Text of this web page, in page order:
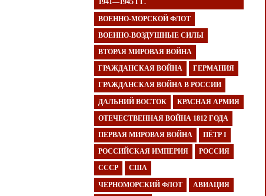
1941—1945 ГГ.
ВОЕННО-МОРСКОЙ ФЛОТ
ВОЕННО-ВОЗДУШНЫЕ СИЛЫ
ВТОРАЯ МИРОВАЯ ВОЙНА
ГРАЖДАНСКАЯ ВОЙНА ГЕРМАНИЯ
ГРАЖДАНСКАЯ ВОЙНА В РОССИИ
ДАЛЬНИЙ ВОСТОК КРАСНАЯ АРМИЯ
ОТЕЧЕСТВЕННАЯ ВОЙНА 1812 ГОДА
ПЕРВАЯ МИРОВАЯ ВОЙНА ПЁТР I
РОССИЙСКАЯ ИМПЕРИЯ РОССИЯ
СССР США
ЧЕРНОМОРСКИЙ ФЛОТ АВИАЦИЯ